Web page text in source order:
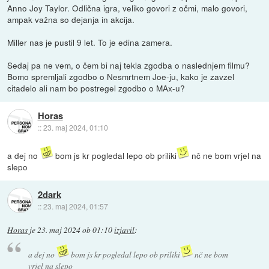
Anno Joy Taylor. Odlična igra, veliko govori z očmi, malo govori,
ampak važna so dejanja in akcija.
Miller nas je pustil 9 let. To je edina zamera.
Sedaj pa ne vem, o čem bi naj tekla zgodba o naslednjem filmu?
Bomo spremljali zgodbo o Nesmrtnem Joe-ju, kako je zavzel
citadelo ali nam bo postregel zgodbo o MAx-u?
Horas
::23. maj 2024, 01:10
a dej no bom js kr pogledal lepo ob priliki
nč ne bom vrjel na
slepo
2dark
::23. maj 2024, 01:57
Horas je23. maj 2024 ob 01:10izjavil:
a dej no bom js kr pogledal lepo ob priliki
nč ne bom
vrjel na slepo